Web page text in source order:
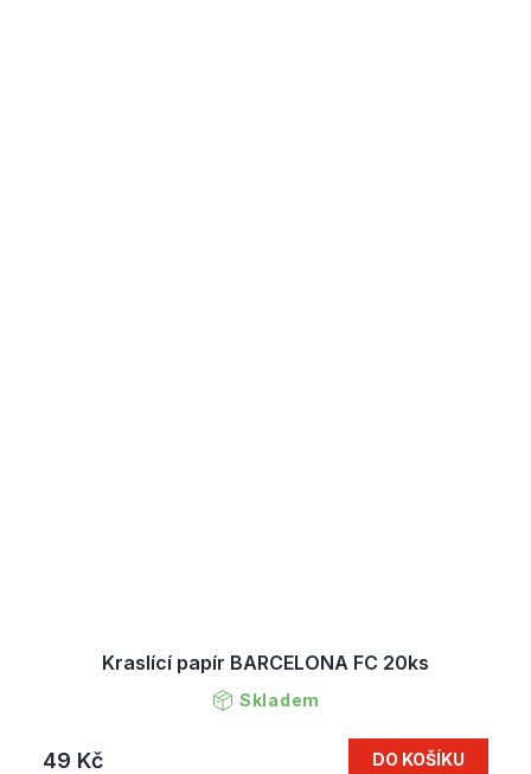
Kraslící papír BARCELONA FC 20ks
Skladem
49 Kč DO KOŠÍKU